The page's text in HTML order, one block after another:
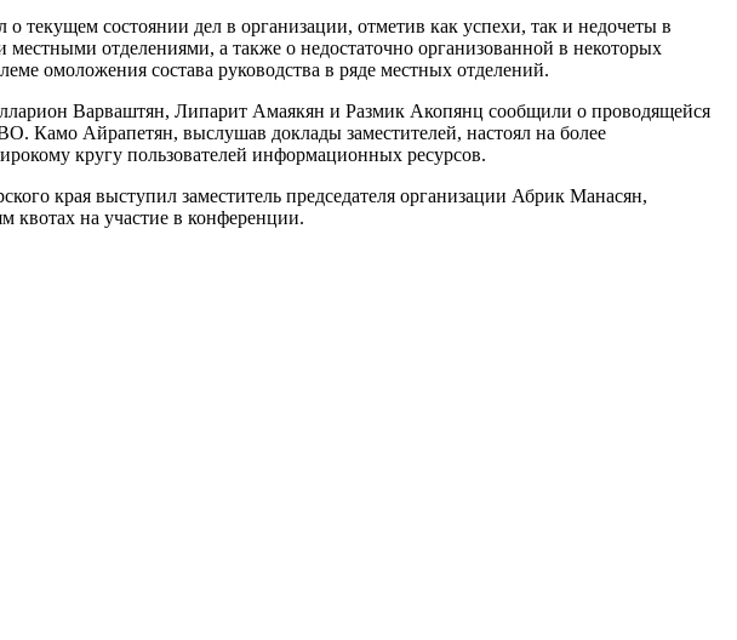
состоянии дел в организации, отметив как успехи, так и недочеты в
отделениями, а также о недостаточно организованной в некоторых
омоложения состава руководства в ряде местных отделений.
Варваштян, Липарит Амаякян и Размик Акопянц сообщили о проводящейся
Камо Айрапетян, выслушав доклады заместителей, настоял на более
кругу пользователей информационных ресурсов.
края выступил заместитель председателя организации Абрик Манасян,
квотах на участие в конференции.